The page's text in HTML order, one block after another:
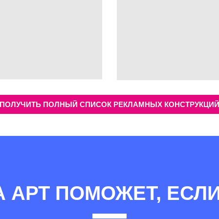
ПОЛУЧИТЬ ПОЛНЫЙ СПИСОК РЕКЛАМНЫХ КОНСТРУКЦИЙ
АРТ ПОМОЖЕТ,